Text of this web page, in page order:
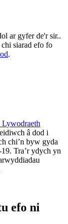
ar gyfer de'r sir..
siarad efo fo
.
Lywodraeth
â dod i
chi’n byw gyda
Tra’r ydych yn
efo ni